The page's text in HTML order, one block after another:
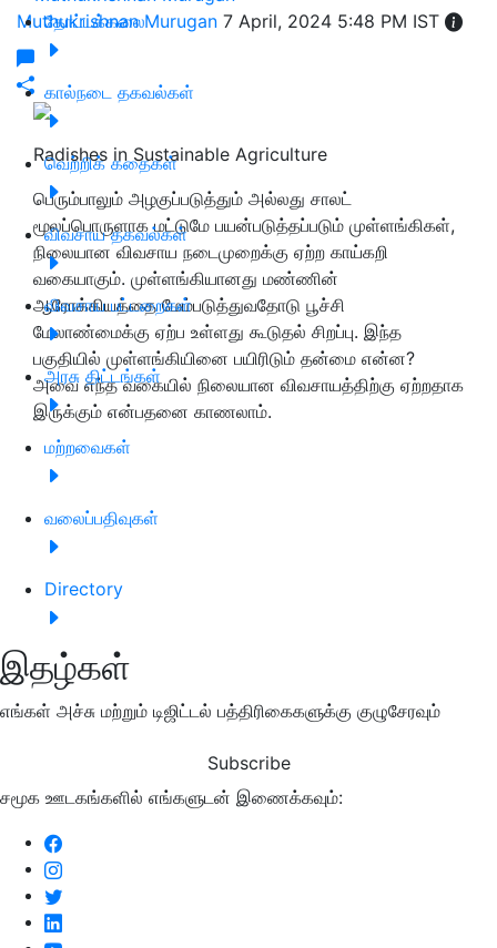
தோட்டக்கலை
கால்நடை தகவல்கள்
வெற்றிக் கதைகள்
விவசாய தகவல்கள்
விவசாய பட்டறைகள்
அரசு திட்டங்கள்
மற்றவைகள்
வலைப்பதிவுகள்
Directory
இதழ்கள்
எங்கள் அச்சு மற்றும் டிஜிட்டல் பத்திரிகைகளுக்கு குழுசேரவும்
Subscribe
சமூக ஊடகங்களில் எங்களுடன் இணைக்கவும்:
Muthukrishnan Murugan 7 April, 2024 5:48 PM IST
Radishes in Sustainable Agriculture
பெரும்பாலும் அழகுப்படுத்தும் அல்லது சாலட்
மூலப்பொருளாக மட்டுமே பயன்படுத்தப்படும் முள்ளங்கிகள்,
நிலையான விவசாய நடைமுறைக்கு ஏற்ற காய்கறி
வகையாகும். முள்ளங்கியானது மண்ணின்
ஆரோக்கியத்தை மேம்படுத்துவதோடு பூச்சி
மேலாண்மைக்கு ஏற்ப உள்ளது கூடுதல் சிறப்பு. இந்த
பகுதியில் முள்ளங்கியினை பயிரிடும் தன்மை என்ன?
அவை எந்த வகையில் நிலையான விவசாயத்திற்கு ஏற்றதாக
இருக்கும் என்பதனை காணலாம்.